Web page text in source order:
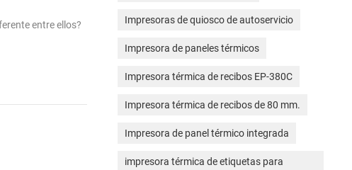
entre ellos?
Impresoras de quiosco de autoservicio
Impresora de paneles térmicos
Impresora térmica de recibos EP-380C
Impresora térmica de recibos de 80 mm.
Impresora de panel térmico integrada
impresora térmica de etiquetas para